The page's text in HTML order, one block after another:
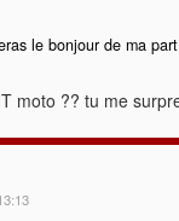
le bonjour de ma part
moto ?? tu me